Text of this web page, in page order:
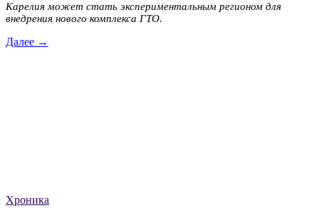
Карелия может стать экспериментальным регионом для
внедрения нового комплекса ГТО.
Далее →
Хроника